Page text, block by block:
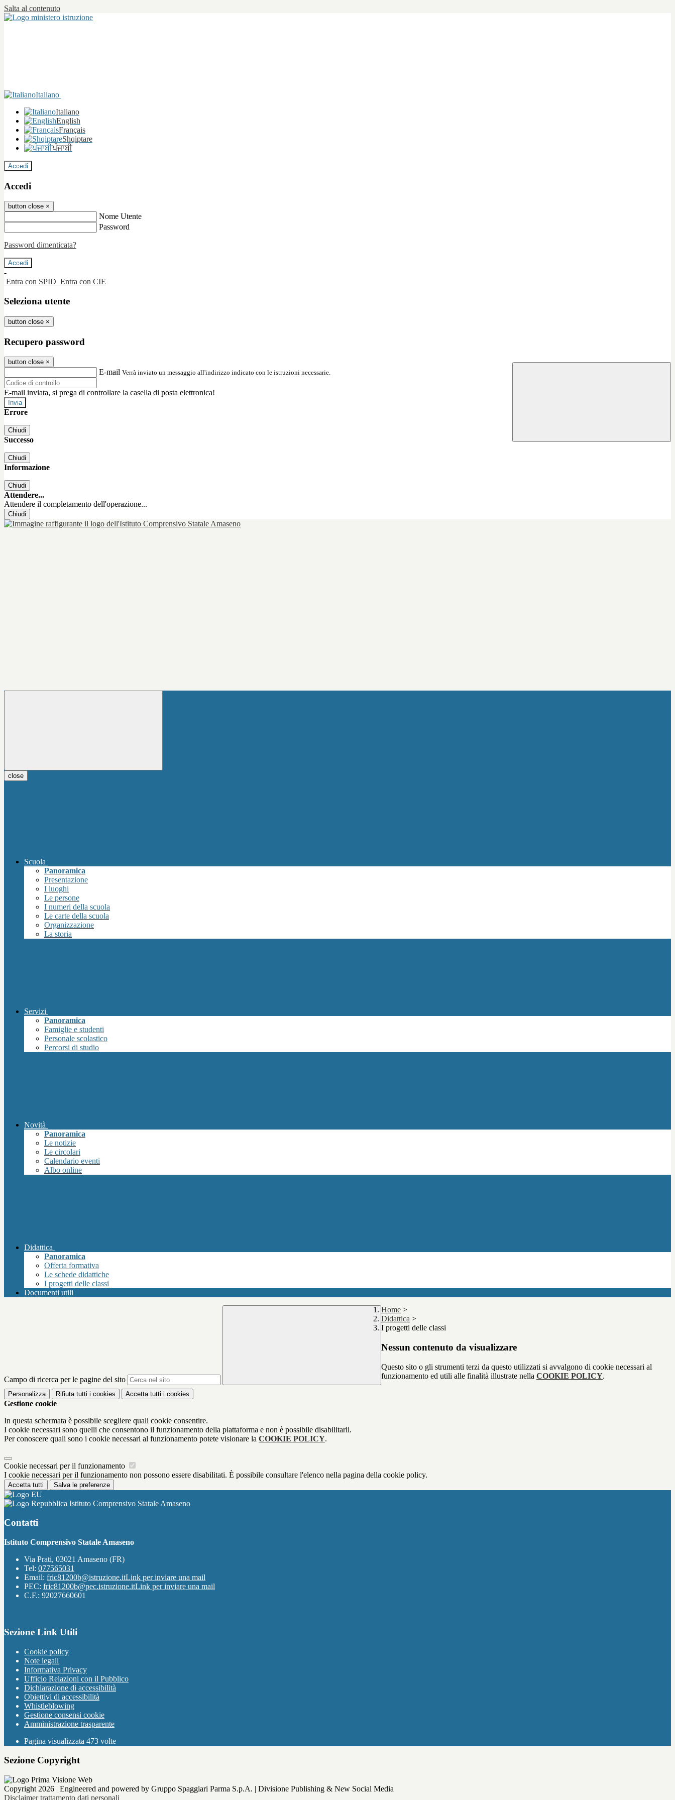
Salta al contenuto
Italiano
Italiano
English
Français
Shqiptare
ਪੰਜਾਬੀ
Accedi
Accedi
button close ×
Nome Utente
Password
Password dimenticata?
-
Entra con SPID Entra con CIE
Seleziona utente
button close ×
Recupero password
button close ×
E-mail Verrà inviato un messaggio all'indirizzo indicato con le istruzioni necessarie.
E-mail inviata, si prega di controllare la casella di posta elettronica!
Errore
Chiudi
Successo
Chiudi
Informazione
Chiudi
Attendere...
Attendere il completamento dell'operazione...
Chiudi
close
Scuola
Panoramica
Presentazione
I luoghi
Le persone
I numeri della scuola
Le carte della scuola
Organizzazione
La storia
Servizi
Panoramica
Famiglie e studenti
Personale scolastico
Percorsi di studio
Novità
Panoramica
Le notizie
Le circolari
Calendario eventi
Albo online
Didattica
Panoramica
Offerta formativa
Le schede didattiche
I progetti delle classi
Documenti utili
Campo di ricerca per le pagine del sito
Home >
Didattica >
I progetti delle classi
Nessun contenuto da visualizzare
Questo sito o gli strumenti terzi da questo utilizzati si avvalgono di cookie necessari al
funzionamento ed utili alle finalità illustrate nella COOKIE POLICY.
Personalizza Rifiuta tutti i cookies Accetta tutti i cookies
Gestione cookie
In questa schermata è possibile scegliere quali cookie consentire.
I cookie necessari sono quelli che consentono il funzionamento della piattaforma e non è possibile disabilitarli.
Per conoscere quali sono i cookie necessari al funzionamento potete visionare la COOKIE POLICY.
Cookie necessari per il funzionamento
I cookie necessari per il funzionamento non possono essere disabilitati. È possibile consultare l'elenco nella pagina della cookie policy.
Accetta tutti Salva le preferenze
Istituto Comprensivo Statale Amaseno
Contatti
Istituto Comprensivo Statale Amaseno
Via Prati, 03021 Amaseno (FR)
Tel: 077565031
Email: fric81200b@istruzione.itLink per inviare una mail
PEC: fric81200b@pec.istruzione.itLink per inviare una mail
C.F.: 92027660601
Sezione Link Utili
Cookie policy
Note legali
Informativa Privacy
Ufficio Relazioni con il Pubblico
Dichiarazione di accessibilità
Obiettivi di accessibilità
Whistleblowing
Gestione consensi cookie
Amministrazione trasparente
Pagina visualizzata 473 volte
Sezione Copyright
Copyright 2026 | Engineered and powered by Gruppo Spaggiari Parma S.p.A. | Divisione Publishing & New Social Media
Disclaimer trattamento dati personali